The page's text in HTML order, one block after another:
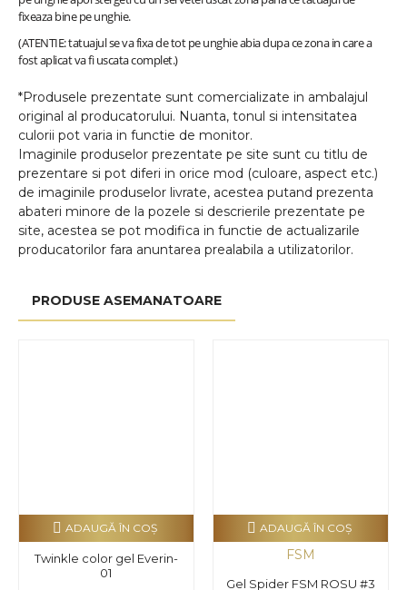
fixeaza bine pe unghie.
(ATENTIE: tatuajul se va fixa de tot pe unghie abia dupa ce zona in care a
fost aplicat va fi uscata complet.)
*Produsele prezentate sunt comercializate in ambalajul
original al producatorului. Nuanta, tonul si intensitatea
culorii pot varia in functie de monitor.
Imaginile produselor prezentate pe site sunt cu titlu de
prezentare si pot diferi in orice mod (culoare, aspect etc.)
de imaginile produselor livrate, acestea putand prezenta
abateri minore de la pozele si descrierile prezentate pe
site, acestea se pot modifica in functie de actualizarile
producatorilor fara anuntarea prealabila a utilizatorilor.
PRODUSE ASEMANATOARE
Twinkle color gel Everin-
01
ADAUGĂ ÎN COŞ
FSM
Gel Spider FSM ROSU #3
ADAUGĂ ÎN COŞ